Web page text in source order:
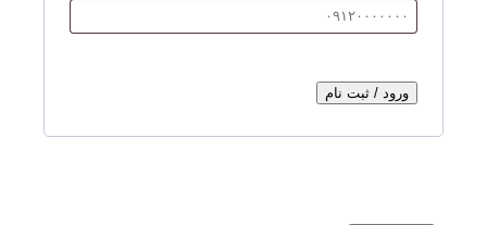
ورود / ثبت نام